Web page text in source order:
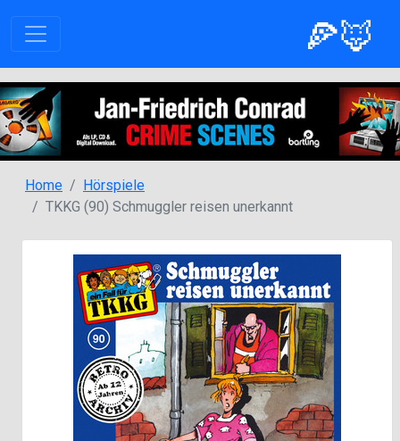
🍕🦊
Home
Hörspiele
TKKG (90) Schmuggler reisen unerkannt